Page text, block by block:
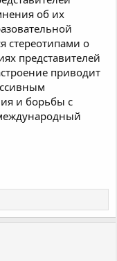
об их
стереотипами о
представителей
приводит
и борьбы с